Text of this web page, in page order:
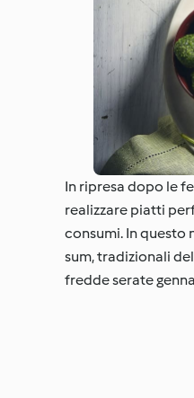
In ripresa dopo le
realizzare piatti
consumi. In questo
sum, tradizionali
fredde serate